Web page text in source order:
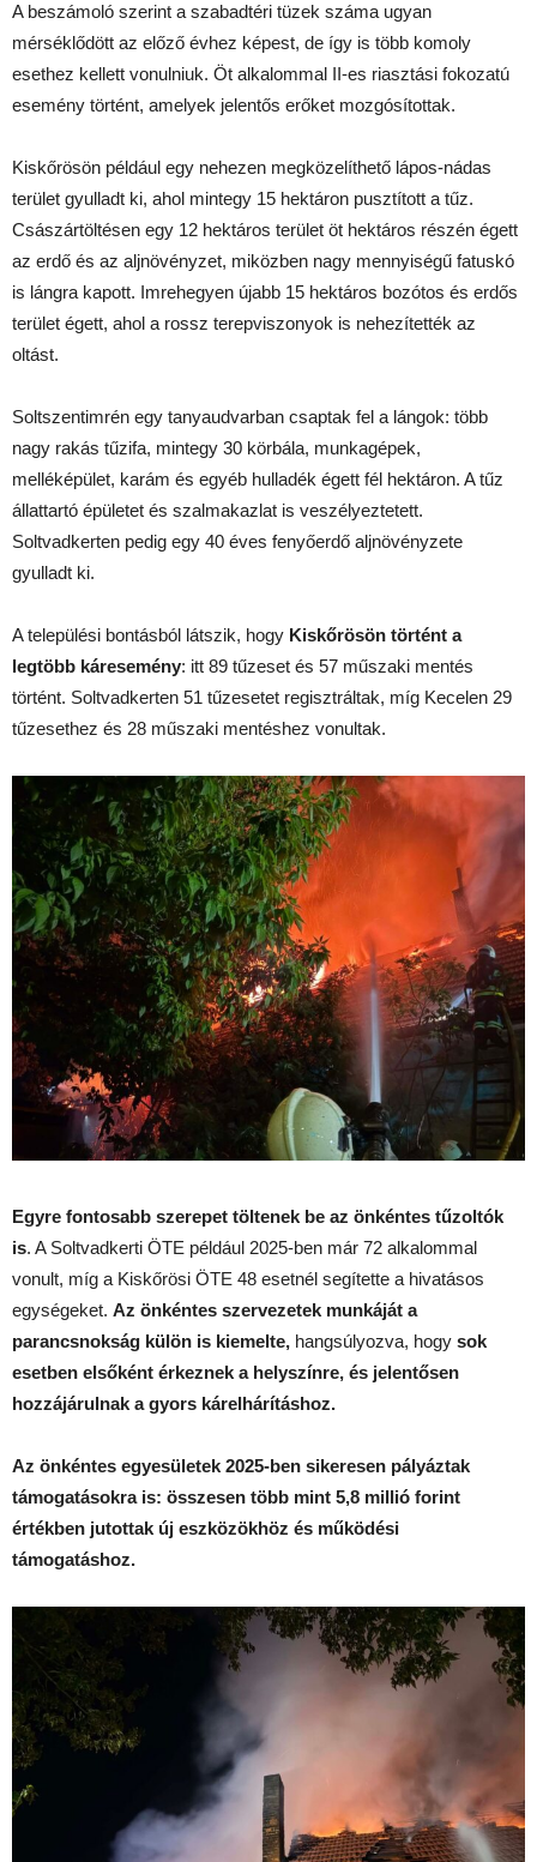
A beszámoló szerint a szabadtéri tüzek száma ugyan
mérséklődött az előző évhez képest, de így is több komoly
esethez kellett vonulniuk. Öt alkalommal II-es riasztási fokozatú
esemény történt, amelyek jelentős erőket mozgósítottak.
Kiskőrösön például egy nehezen megközelíthető lápos-nádas
terület gyulladt ki, ahol mintegy 15 hektáron pusztított a tűz.
Császártöltésen egy 12 hektáros terület öt hektáros részén égett
az erdő és az aljnövényzet, miközben nagy mennyiségű fatuskó
is lángra kapott. Imrehegyen újabb 15 hektáros bozótos és erdős
terület égett, ahol a rossz terepviszonyok is nehezítették az
oltást.
Soltszentimrén egy tanyaudvarban csaptak fel a lángok: több
nagy rakás tűzifa, mintegy 30 körbála, munkagépek,
melléképület, karám és egyéb hulladék égett fél hektáron. A tűz
állattartó épületet és szalmakazlat is veszélyeztetett.
Soltvadkerten pedig egy 40 éves fenyőerdő aljnövényzete
gyulladt ki.
A települési bontásból látszik, hogy Kiskőrösön történt a
legtöbb káresemény: itt 89 tűzeset és 57 műszaki mentés
történt. Soltvadkerten 51 tűzesetet regisztráltak, míg Kecelen 29
tűzesethez és 28 műszaki mentéshez vonultak.
Egyre fontosabb szerepet töltenek be az önkéntes tűzoltók
is. A Soltvadkerti ÖTE például 2025-ben már 72 alkalommal
vonult, míg a Kiskőrösi ÖTE 48 esetnél segítette a hivatásos
egységeket. Az önkéntes szervezetek munkáját a
parancsnokság külön is kiemelte, hangsúlyozva, hogy sok
esetben elsőként érkeznek a helyszínre, és jelentősen
hozzájárulnak a gyors kárelhárításhoz.
Az önkéntes egyesületek 2025-ben sikeresen pályáztak
támogatásokra is: összesen több mint 5,8 millió forint
értékben jutottak új eszközökhöz és működési
támogatáshoz.